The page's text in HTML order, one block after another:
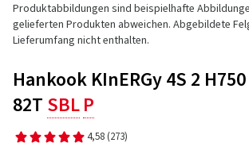
Produktabbildungen sind beispielhafte
gelieferten Produkten abweichen. Abgebildete
Lieferumfang nicht enthalten.
Hankook KInERGy 4S 2
82T SBLP
4,58 (273)